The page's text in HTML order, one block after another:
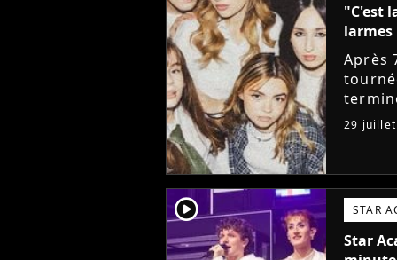
"C'est
larmes
Après
29 juillet
player2 STAR
Star